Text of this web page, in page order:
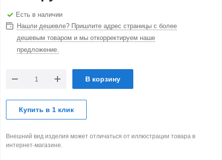
Есть в наличии
Нашли дешевле? Пришлите адрес страницы с более
дешевым товаром и мы откорректируем наше
предложение.
В корзину
Купить в 1 клик
Внешний вид изделия может отличаться от иллюстрации товара в
интернет-магазине.